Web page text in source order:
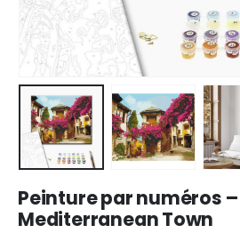
Peinture par numéros –
Mediterranean Town